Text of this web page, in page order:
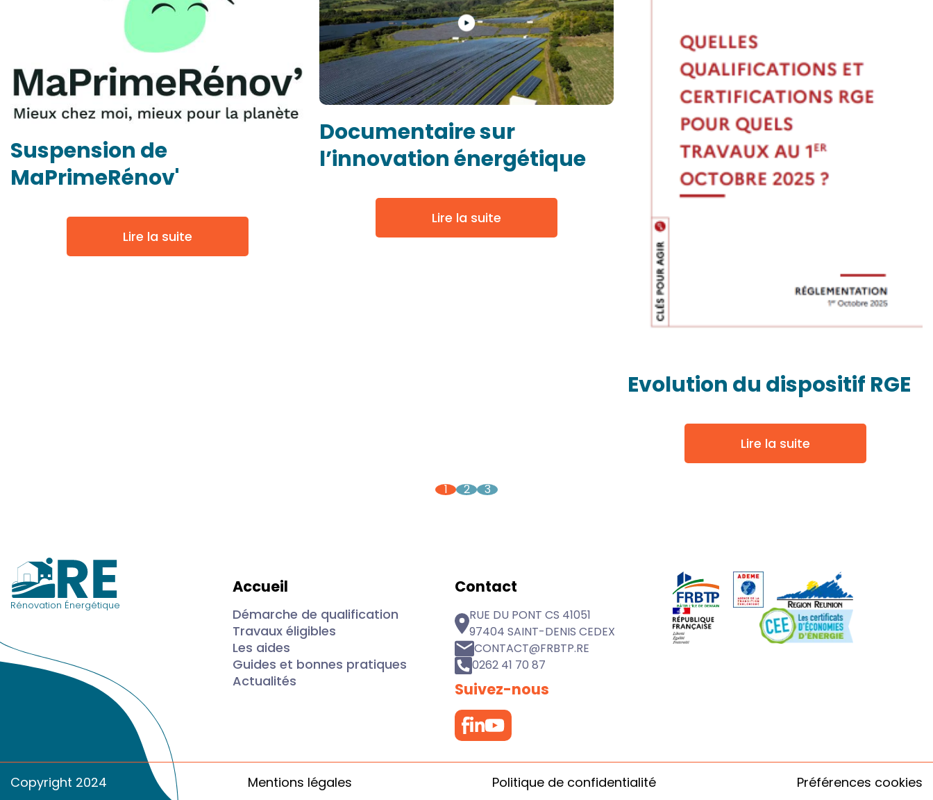
Suspension de
MaPrimeRénov'
Lire la suite
Documentaire sur
l’innovation énergétique
Lire la suite
Evolution du dispositif RGE
Lire la suite
1 2 3
Rénovation Énergétique
Accueil
Démarche de qualification
Travaux éligibles
Les aides
Guides et bonnes pratiques
Actualités
Contact
RUE DU PONT CS 41051
97404 SAINT-DENIS CEDEX
CONTACT@FRBTP.RE
0262 41 70 87
Suivez-nous
Copyright 2024 Mentions légales Politique de confidentialité Préférences cookies